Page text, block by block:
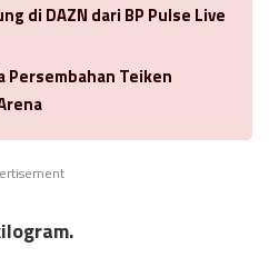
di DAZN dari BP Pulse Live
Persembahan Teiken